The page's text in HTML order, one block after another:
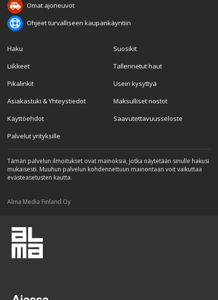
Omat ajoneuvot
Ohjeet turvalliseen kaupankäyntiin
Haku
Liikkeet
Pikalinkit
Asiakastuki & Yhteystiedot
Käyttöehdot
Palvelut yrityksille
Suosikit
Tallennetut haut
Usein kysyttyä
Maksulliset nostot
Saavutettavuusseloste
Tämän palvelun ilmoitukset ovat mainoksia, jotka näytetään sinulle hakusi
mukaisesti. Muuhun palvelun kohdennettuun mainontaan voit vaikuttaa
evästeasetusten kautta.
Alma Media Finland Oy